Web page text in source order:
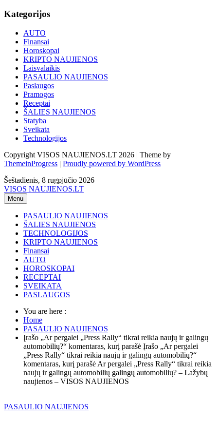
Kategorijos
AUTO
Finansai
Horoskopai
KRIPTO NAUJIENOS
Laisvalaikis
PASAULIO NAUJIENOS
Paslaugos
Pramogos
Receptai
ŠALIES NAUJIENOS
Statyba
Sveikata
Technologijos
Copyright VISOS NAUJIENOS.LT 2026 | Theme by
ThemeinProgress | Proudly powered by WordPress
Šeštadienis, 8 rugpjūčio 2026
VISOS NAUJIENOS.LT
Menu
PASAULIO NAUJIENOS
ŠALIES NAUJIENOS
TECHNOLOGIJOS
KRIPTO NAUJIENOS
Finansai
AUTO
HOROSKOPAI
RECEPTAI
SVEIKATA
PASLAUGOS
You are here :
Home
PASAULIO NAUJIENOS
Įrašo „Ar pergalei „Press Rally“ tikrai reikia naujų ir galingų
automobilių?“ komentaras, kurį parašė Įrašo „Ar pergalei
„Press Rally“ tikrai reikia naujų ir galingų automobilių?“
komentaras, kurį parašė Ar pergalei „Press Rally“ tikrai reikia
naujų ir galingų automobilių galingų automobilių? – Lažybų
naujienos – VISOS NAUJIENOS
PASAULIO NAUJIENOS